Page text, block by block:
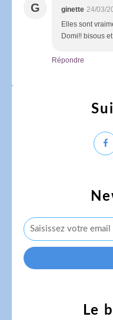
G ginette 24/03/
Elles sont
Domi!! bisous
Répondre
Le